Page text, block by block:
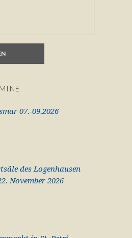
07.-09.2026
des Logenhausen
November 2026